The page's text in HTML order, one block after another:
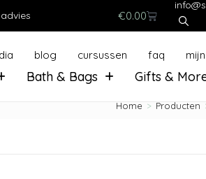
€0.00
blog cursussen faq
Bath & Bags Gifts &
Home > Producten